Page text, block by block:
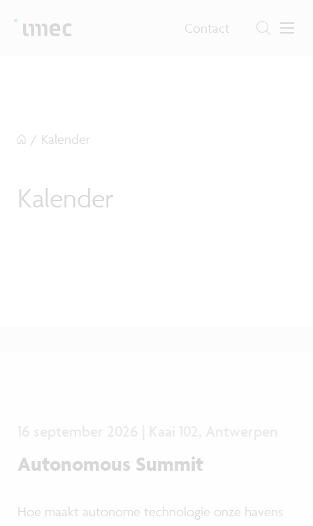
Contact
/ Kalender
Kalender
Autonomous Summit
Hoe maakt autonome technologie onze havens